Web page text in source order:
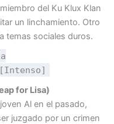
del Ku Klux Klan
un linchamiento. Otro
temas sociales duros.
[Intenso]
for Lisa)
Al en el pasado,
juzgado por un crimen